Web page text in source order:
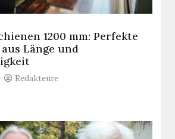
1200 mm: Perfekte
Länge und
Redakteure